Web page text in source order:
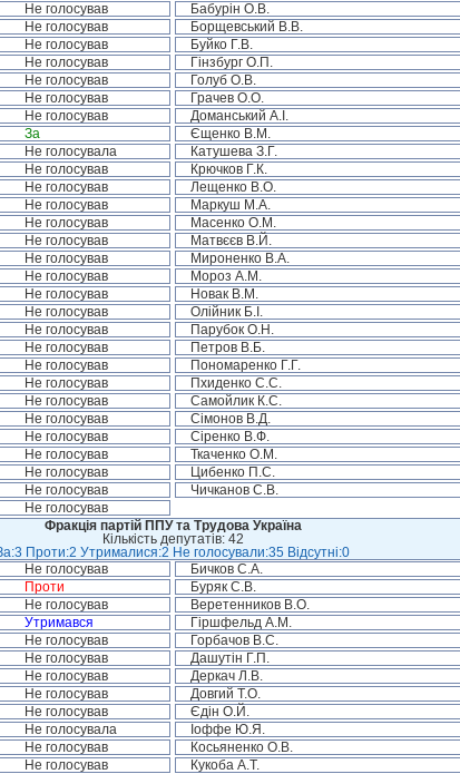
Не голосував Бабурін О.В.
Не голосував Борщевський В.В.
Не голосував Буйко Г.В.
Не голосував Гінзбург О.П.
Не голосував Голуб О.В.
Не голосував Грачев О.О.
Не голосував Доманський А.І.
За Єщенко В.М.
Не голосувала Катушева З.Г.
Не голосував Крючков Г.К.
Не голосував Лещенко В.О.
Не голосував Маркуш М.А.
Не голосував Масенко О.М.
Не голосував Матвєєв В.Й.
Не голосував Мироненко В.А.
Не голосував Мороз А.М.
Не голосував Новак В.М.
Не голосував Олійник Б.І.
Не голосував Парубок О.Н.
Не голосував Петров В.Б.
Не голосував Пономаренко Г.Г.
Не голосував Пхиденко С.С.
Не голосував Самойлик К.С.
Не голосував Сімонов В.Д.
Не голосував Сіренко В.Ф.
Не голосував Ткаченко О.М.
Не голосував Цибенко П.С.
Не голосував Чичканов С.В.
Не голосував
Фракція партій ППУ та Трудова Україна
Кількість депутатів: 42
Проти:2 Утрималися:2 Не голосували:35 Відсутні:0
Не голосував Бичков С.А.
Проти Буряк С.В.
Не голосував Веретенников В.О.
Утримався Гіршфельд А.М.
Не голосував Горбачов В.С.
Не голосував Дашутін Г.П.
Не голосував Деркач Л.В.
Не голосував Довгий Т.О.
Не голосував Єдін О.Й.
Не голосувала Іоффе Ю.Я.
Не голосував Косьяненко О.В.
Не голосував Кукоба А.Т.